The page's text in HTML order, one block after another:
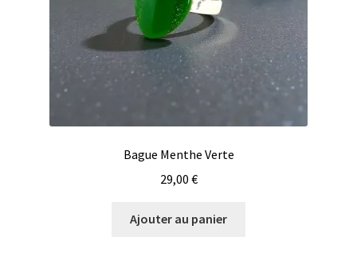
Bague Menthe Verte
29,00 €
Ajouter au panier